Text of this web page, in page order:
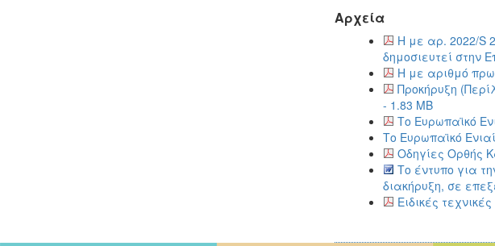
Αρχεία
Η με αρ. 2022/S
δημοσιευτεί στην
Η με αριθμό
Προκήρυξη
- 1.83 MB
Το Ευρωπαϊκό
Το Ευρωπαϊκό
Οδηγίες Ορθής
Το έντυπο για
διακήρυξη, σε
Ειδικές